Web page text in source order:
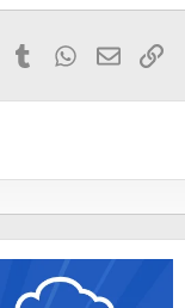
PinterestTumblrWhatsApp
E-pasts